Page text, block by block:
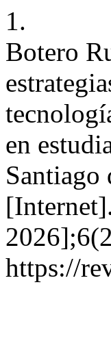
1.
Botero
en
https://